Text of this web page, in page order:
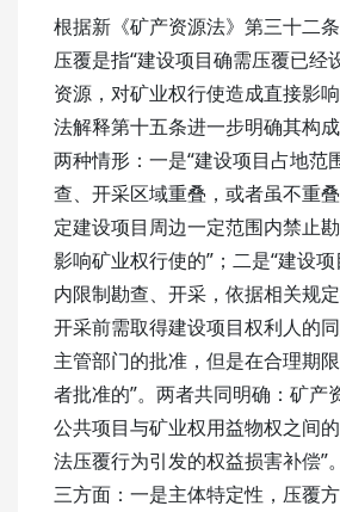
根据新《矿产资源法》第三十二
压覆是指“建设项目确需压覆已经
资源，对矿业权行使造成直接影
法解释第十五条进一步明确其构
两种情形：一是“建设项目占地范
查、开采区域重叠，或者虽不重
定建设项目周边一定范围内禁止
影响矿业权行使的”；二是“建设
内限制勘查、开采，依据相关规定
开采前需取得建设项目权利人的
主管部门的批准，但是在合理期
者批准的”。两者共同明确：矿产
公共项目与矿业权用益物权之间
法压覆行为引发的权益损害补偿”
三方面：一是主体特定性，压覆